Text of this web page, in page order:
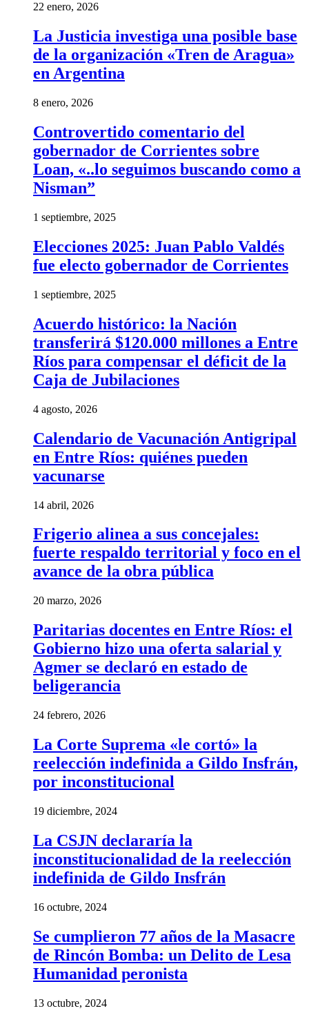
22 enero, 2026
La Justicia investiga una posible base
de la organización «Tren de Aragua»
en Argentina
8 enero, 2026
Controvertido comentario del
gobernador de Corrientes sobre
Loan, «..lo seguimos buscando como a
Nisman”
1 septiembre, 2025
Elecciones 2025: Juan Pablo Valdés
fue electo gobernador de Corrientes
1 septiembre, 2025
Acuerdo histórico: la Nación
transferirá $120.000 millones a Entre
Ríos para compensar el déficit de la
Caja de Jubilaciones
4 agosto, 2026
Calendario de Vacunación Antigripal
en Entre Ríos: quiénes pueden
vacunarse
14 abril, 2026
Frigerio alinea a sus concejales:
fuerte respaldo territorial y foco en el
avance de la obra pública
20 marzo, 2026
Paritarias docentes en Entre Ríos: el
Gobierno hizo una oferta salarial y
Agmer se declaró en estado de
beligerancia
24 febrero, 2026
La Corte Suprema «le cortó» la
reelección indefinida a Gildo Insfrán,
por inconstitucional
19 diciembre, 2024
La CSJN declararía la
inconstitucionalidad de la reelección
indefinida de Gildo Insfrán
16 octubre, 2024
Se cumplieron 77 años de la Masacre
de Rincón Bomba: un Delito de Lesa
Humanidad peronista
13 octubre, 2024